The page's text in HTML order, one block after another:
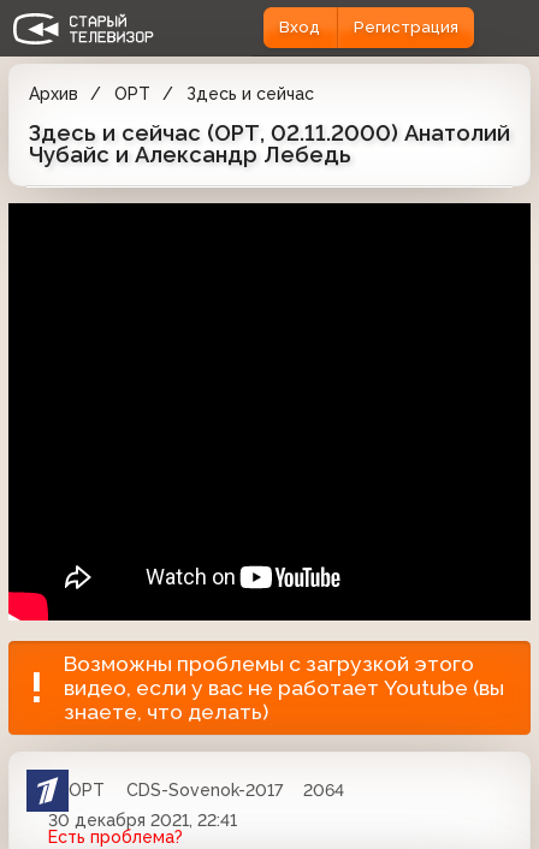
Вход Регистрация
Архив ОРТ Здесь и сейчас
Здесь и сейчас (ОРТ, 02.11.2000) Анатолий
Чубайс и Александр Лебедь
Возможны проблемы с загрузкой этого
видео, если у вас не работает Youtube (вы
знаете, что делать)
ОРТ CDS-Sovenok-2017
2064
30 декабря 2021, 22:41
Есть проблема?